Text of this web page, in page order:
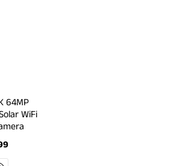
64MP
WiFi